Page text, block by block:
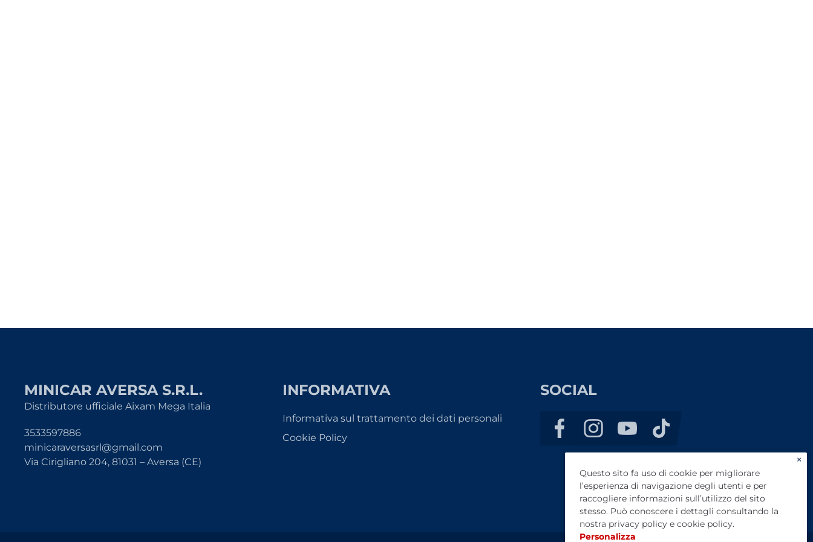
MINICAR AVERSA S.R.L.
Distributore ufficiale Aixam Mega Italia
3533597886
minicaraversasrl@gmail.com
Via Cirigliano 204, 81031 – Aversa (CE)
INFORMATIVA
Informativa sul trattamento dei dati personali
Cookie Policy
SOCIAL
×
Questo sito fa uso di cookie per migliorare
l’esperienza di navigazione degli utenti e per
raccogliere informazioni sull’utilizzo del sito
stesso. Può conoscere i dettagli consultando la
nostra privacy policy e cookie policy.
Personalizza